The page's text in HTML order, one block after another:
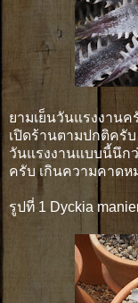
ยามเย็นวันแรงงานค
เปิดร้านตามปกติครั
วันแรงงานแบบนี้นึก
ครับ เกินความคาดห
รูปที่ 1 Dyckia